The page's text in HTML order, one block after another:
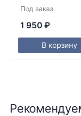
Под заказ
1 950 ₽
В корзину